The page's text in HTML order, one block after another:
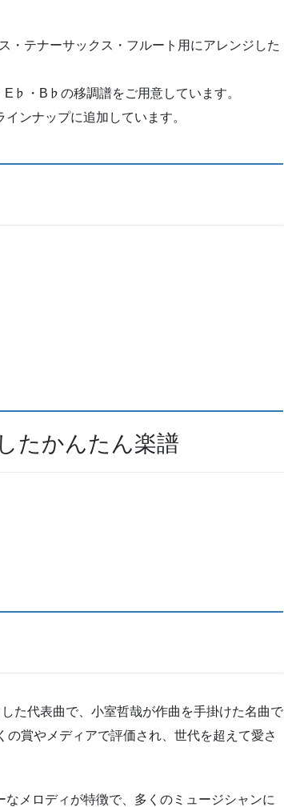
・テナーサックス・フルート用にアレンジした
E♭・B♭の移調譜をご用意しています。
ンナップに追加しています。
たかんたん楽譜
た代表曲で、小室哲哉が作曲を手掛けた名曲で
賞やメディアで評価され、世代を超えて愛さ
メロディが特徴で、多くのミュージシャンに